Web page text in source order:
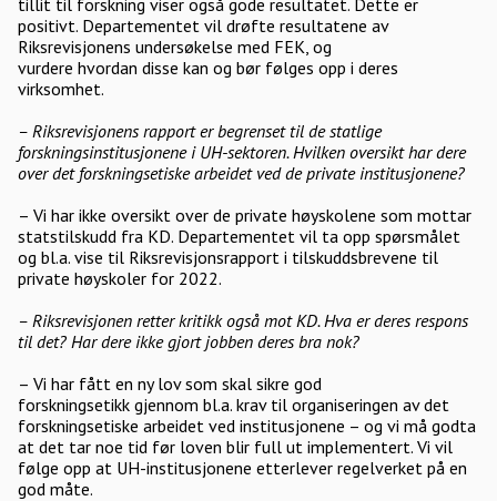
tillit til forskning viser også gode resultatet. Dette er
positivt. Departementet vil drøfte resultatene av
Riksrevisjonens undersøkelse med FEK, og
vurdere hvordan disse kan og bør følges opp i deres
virksomhet.
– Riksrevisjonens rapport er begrenset til de statlige
forskningsinstitusjonene i UH-sektoren. Hvilken oversikt har dere
over det forskningsetiske arbeidet ved de private institusjonene?
– Vi har ikke oversikt over de private høyskolene som mottar
statstilskudd fra KD. Departementet vil ta opp spørsmålet
og bl.a. vise til Riksrevisjonsrapport i tilskuddsbrevene til
private høyskoler for 2022.
– Riksrevisjonen retter kritikk også mot KD. Hva er deres respons
til det? Har dere ikke gjort jobben deres bra nok?
– Vi har fått en ny lov som skal sikre god
forskningsetikk gjennom bl.a. krav til organiseringen av det
forskningsetiske arbeidet ved institusjonene – og vi må godta
at det tar noe tid før loven blir full ut implementert. Vi vil
følge opp at UH-institusjonene etterlever regelverket på en
god måte.